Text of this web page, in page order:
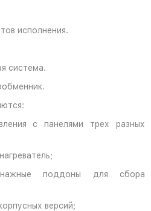
исполнения.
система.
с панелями трех разных
поддоны для сбора
версий;